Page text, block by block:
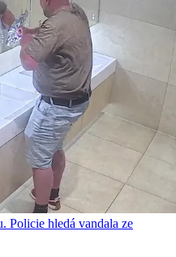
Policie hledá vandala ze